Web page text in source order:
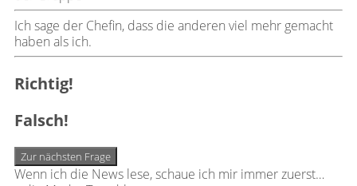
Ich sage der Chefin, dass die anderen viel mehr gemacht
haben als ich.
Richtig!
Falsch!
Zur nächsten Frage
Wenn ich die News lese, schaue ich mir immer zuerst…